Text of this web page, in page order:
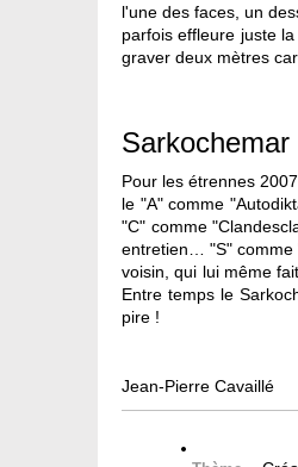
l'une des faces, un
parfois effleure juste
graver deux mètres
Sarkochemar
Pour les étrennes
le "A" comme
"C" comme
entretien… "S" comme
voisin, qui lui même
Entre temps le
pire !
Jean-Pierre Cavaillé